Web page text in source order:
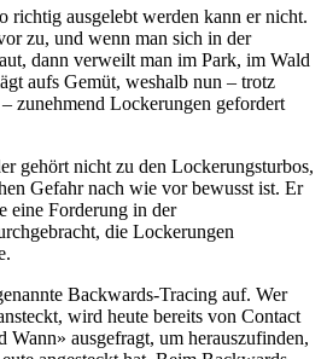
richtig ausgelebt werden kann er nicht.
zu, und wenn man sich in der
dann verweilt man im Park, im Wald
aufs Gemüt, weshalb nun – trotz
zunehmend Lockerungen gefordert
gehört nicht zu den Lockerungsturbos,
Gefahr nach wie vor bewusst ist. Er
eine Forderung in der
die Lockerungen
Backwards-Tracing auf. Wer
wird heute bereits von Contact
Wann» ausgefragt, um herauszufinden,